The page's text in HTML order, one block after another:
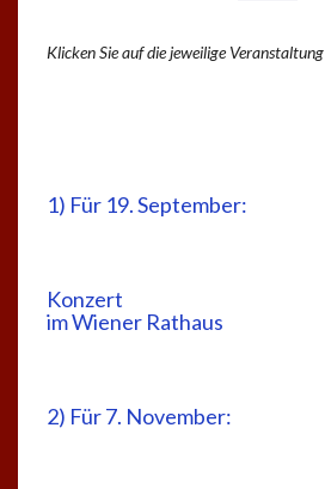
Klicken Sie auf die jeweilige
1) Für 19. September:
Konzert
im Wiener Rathaus
2) Für 7. November: